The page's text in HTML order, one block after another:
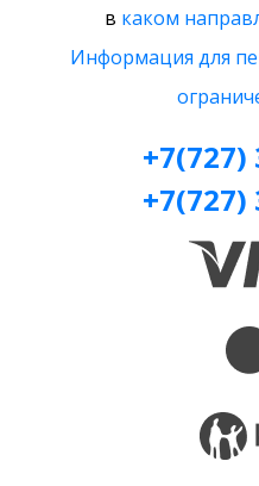
в каком
Информация для
+7(727)
+7(727)